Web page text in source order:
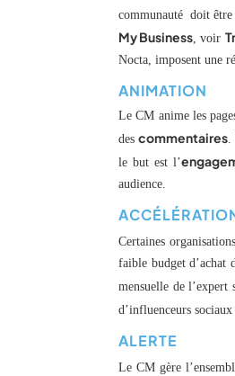
communauté doit
My Business, voir
Nocta, imposent une
ANIMATION
Le CM anime les
des commentaires.
le but est l’
audience.
Certaines
faible budget d’achat
mensuelle de
d’influenceurs
ALERTE
Le CM gère